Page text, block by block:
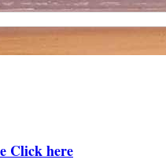
Click here